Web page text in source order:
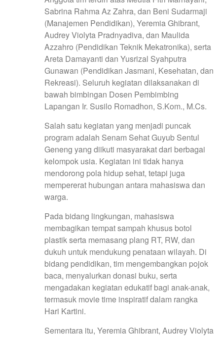
Sabrina Rahma Az Zahra, dan Beni Sudarmaji
(Manajemen Pendidikan), Yeremia Ghibrant,
Audrey Violyta Pradnyadiva, dan Maulida
Azzahro (Pendidikan Teknik Mekatronika), serta
Areta Damayanti dan Yusrizal Syahputra
Gunawan (Pendidikan Jasmani, Kesehatan, dan
Rekreasi). Seluruh kegiatan dilaksanakan di
bawah bimbingan Dosen Pembimbing
Lapangan Ir. Susilo Romadhon, S.Kom., M.Cs.
Salah satu kegiatan yang menjadi puncak
program adalah Senam Sehat Guyub Sentul
Geneng yang diikuti masyarakat dari berbagai
kelompok usia. Kegiatan ini tidak hanya
mendorong pola hidup sehat, tetapi juga
mempererat hubungan antara mahasiswa dan
warga.
Pada bidang lingkungan, mahasiswa
membagikan tempat sampah khusus botol
plastik serta memasang plang RT, RW, dan
dukuh untuk mendukung penataan wilayah. Di
bidang pendidikan, tim mengembangkan pojok
baca, menyalurkan donasi buku, serta
mengadakan kegiatan edukatif bagi anak-anak,
termasuk movie time inspiratif dalam rangka
Hari Kartini.
Sementara itu, Yeremia Ghibrant, Audrey Violyta